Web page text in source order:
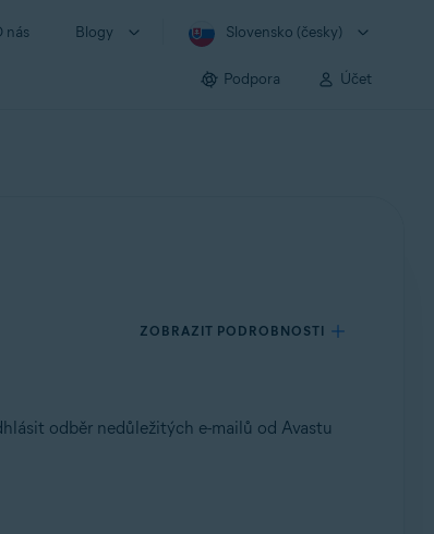
nás Blogy Slovensko (česky)
Podpora Účet
ZOBRAZIT PODROBNOSTI
odběr nedůležitých e-mailů od Avastu